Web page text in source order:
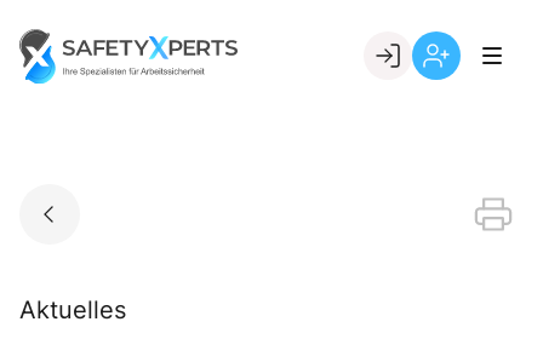
content
Go to landing page.
Aktuelles